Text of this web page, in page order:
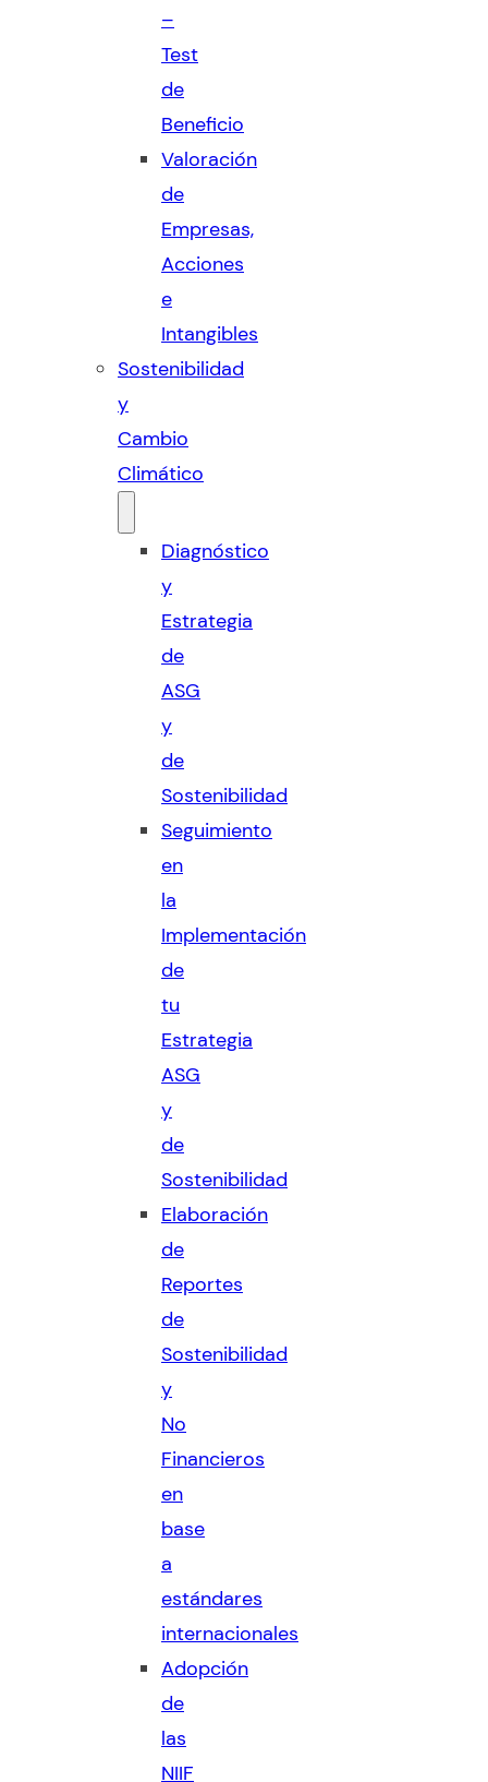
–
Test
de
Beneficio
Valoración
de
Empresas,
Acciones
e
Intangibles
Sostenibilidad
y
Cambio
Climático
Diagnóstico
y
Estrategia
de
ASG
y
de
Sostenibilidad
Seguimiento
en
la
Implementación
de
tu
Estrategia
ASG
y
de
Sostenibilidad
Elaboración
de
Reportes
de
Sostenibilidad
y
No
Financieros
en
base
a
estándares
internacionales
Adopción
de
las
NIIF